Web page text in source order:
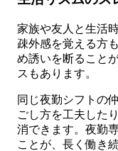
家族や友人と生活
疎外感を覚える方
め誘いを断ること
スもあります。
同じ夜勤シフトの
ごし方を工夫した
消できます。夜勤
ことが、長く働き